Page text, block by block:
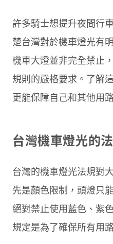
許多騎士想提升夜間行
楚台灣對於機車燈光有
機車大燈並非完全禁止
規則的嚴格要求。了解
更能保障自己和其他用
台灣機車燈光的
台灣的機車燈光法規對
先是顏色限制，頭燈只
絕對禁止使用藍色、紫
規定是為了確保所有用